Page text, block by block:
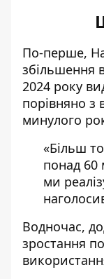
По-перше,
збільшення
2024 року
порівняно з
минулого
«Більш
понад 60
ми
Водночас,
зростання